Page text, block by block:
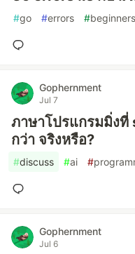
#go #errors #beginners
Gophernment
Jul 7
ภาษาโปรแกรมมิ่งที่
กว่า จริงหรือ?
#discuss #ai #
Gophernment
Jul 6